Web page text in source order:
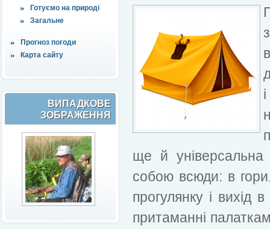
Готуємо на природі
Загальне
Прогноз погоди
Карта сайту
ВИПАДКОВЕ
ЗОБРАЖЕННЯ
ще й
собою всюди: в
прогулянку і вихід
притаманні